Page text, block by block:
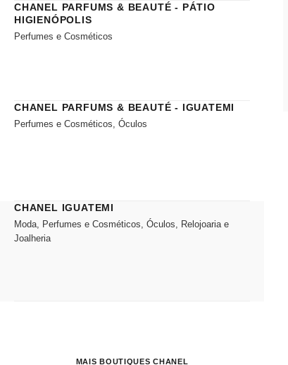
CHANEL PARFUMS & BEAUTÉ - PÁTIO
HIGIENÓPOLIS
Perfumes e Cosméticos
CHANEL PARFUMS & BEAUTÉ - IGUATEMI
Perfumes e Cosméticos, Óculos
CHANEL IGUATEMI
Moda, Perfumes e Cosméticos, Óculos, Relojoaria e
Joalheria
MAIS BOUTIQUES CHANEL